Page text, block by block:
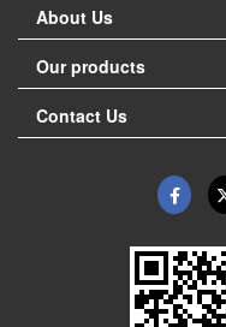
About Us
Our products
Contact Us